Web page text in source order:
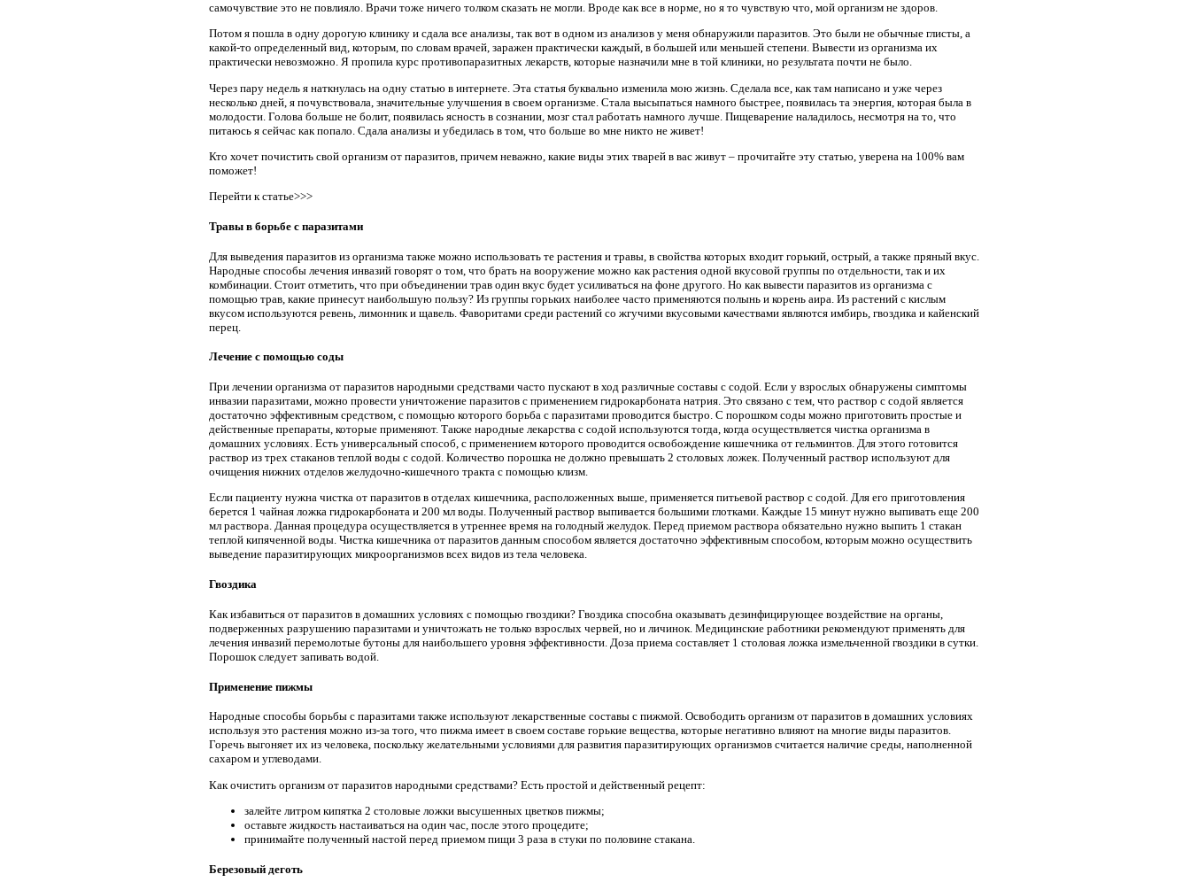
самочувствие это не повлияло. Врачи тоже ничего толком сказать не могли. Вроде как все в норме, но я то чувствую что, мой организм не здоров.
Потом я пошла в одну дорогую клинику и сдала все анализы, так вот в одном из анализов у меня обнаружили паразитов. Это были не обычные глисты, а
какой-то определенный вид, которым, по словам врачей, заражен практически каждый, в большей или меньшей степени. Вывести из организма их
практически невозможно. Я пропила курс противопаразитных лекарств, которые назначили мне в той клиники, но результата почти не было.
Через пару недель я наткнулась на одну статью в интернете. Эта статья буквально изменила мою жизнь. Сделала все, как там написано и уже через
несколько дней, я почувствовала, значительные улучшения в своем организме. Стала высыпаться намного быстрее, появилась та энергия, которая была в
молодости. Голова больше не болит, появилась ясность в сознании, мозг стал работать намного лучше. Пищеварение наладилось, несмотря на то, что
питаюсь я сейчас как попало. Сдала анализы и убедилась в том, что больше во мне никто не живет!
Кто хочет почистить свой организм от паразитов, причем неважно, какие виды этих тварей в вас живут – прочитайте эту статью, уверена на 100% вам
поможет!
Перейти к статье>>>
Травы в борьбе с паразитами
Для выведения паразитов из организма также можно использовать те растения и травы, в свойства которых входит горький, острый, а также пряный вкус.
Народные способы лечения инвазий говорят о том, что брать на вооружение можно как растения одной вкусовой группы по отдельности, так и их
комбинации. Стоит отметить, что при объединении трав один вкус будет усиливаться на фоне другого. Но как вывести паразитов из организма с
помощью трав, какие принесут наибольшую пользу? Из группы горьких наиболее часто применяются полынь и корень аира. Из растений с кислым
вкусом используются ревень, лимонник и щавель. Фаворитами среди растений со жгучими вкусовыми качествами являются имбирь, гвоздика и кайенский
перец.
Лечение с помощью соды
При лечении организма от паразитов народными средствами часто пускают в ход различные составы с содой. Если у взрослых обнаружены симптомы
инвазии паразитами, можно провести уничтожение паразитов с применением гидрокарбоната натрия. Это связано с тем, что раствор с содой является
достаточно эффективным средством, с помощью которого борьба с паразитами проводится быстро. С порошком соды можно приготовить простые и
действенные препараты, которые применяют. Также народные лекарства с содой используются тогда, когда осуществляется чистка организма в
домашних условиях. Есть универсальный способ, с применением которого проводится освобождение кишечника от гельминтов. Для этого готовится
раствор из трех стаканов теплой воды с содой. Количество порошка не должно превышать 2 столовых ложек. Полученный раствор используют для
очищения нижних отделов желудочно-кишечного тракта с помощью клизм.
Если пациенту нужна чистка от паразитов в отделах кишечника, расположенных выше, применяется питьевой раствор с содой. Для его приготовления
берется 1 чайная ложка гидрокарбоната и 200 мл воды. Полученный раствор выпивается большими глотками. Каждые 15 минут нужно выпивать еще 200
мл раствора. Данная процедура осуществляется в утреннее время на голодный желудок. Перед приемом раствора обязательно нужно выпить 1 стакан
теплой кипяченной воды. Чистка кишечника от паразитов данным способом является достаточно эффективным способом, которым можно осуществить
выведение паразитирующих микроорганизмов всех видов из тела человека.
Гвоздика
Как избавиться от паразитов в домашних условиях с помощью гвоздики? Гвоздика способна оказывать дезинфицирующее воздействие на органы,
подверженных разрушению паразитами и уничтожать не только взрослых червей, но и личинок. Медицинские работники рекомендуют применять для
лечения инвазий перемолотые бутоны для наибольшего уровня эффективности. Доза приема составляет 1 столовая ложка измельченной гвоздики в сутки.
Порошок следует запивать водой.
Применение пижмы
Народные способы борьбы с паразитами также используют лекарственные составы с пижмой. Освободить организм от паразитов в домашних условиях
используя это растения можно из-за того, что пижма имеет в своем составе горькие вещества, которые негативно влияют на многие виды паразитов.
Горечь выгоняет их из человека, поскольку желательными условиями для развития паразитирующих организмов считается наличие среды, наполненной
сахаром и углеводами.
Как очистить организм от паразитов народными средствами? Есть простой и действенный рецепт:
залейте литром кипятка 2 столовые ложки высушенных цветков пижмы;
оставьте жидкость настаиваться на один час, после этого процедите;
принимайте полученный настой перед приемом пищи 3 раза в стуки по половине стакана.
Березовый деготь